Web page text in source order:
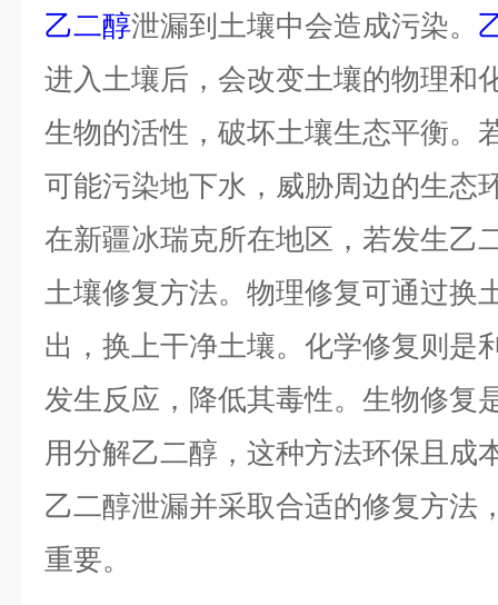
乙二醇泄漏到土壤中会造成污染。
进入土壤后，会改变土壤的物理和
生物的活性，破坏土壤生态平衡。
可能污染地下水，威胁周边的生态
在新疆冰瑞克所在地区，若发生乙
土壤修复方法。物理修复可通过换
出，换上干净土壤。化学修复则是
发生反应，降低其毒性。生物修复
用分解乙二醇，这种方法环保且成
乙二醇泄漏并采取合适的修复方法
重要。